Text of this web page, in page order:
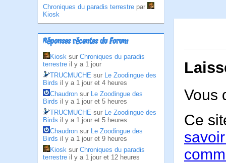
Chroniques du paradis terrestre par
Kiosk
Réponses récentes du Forum
Kiosk sur Chroniques du paradis
terrestre il y a 1 jour
TRUCMUCHE sur Le Zoodingue des
Birds il y a 1 jour et 4 heures
Chaudron sur Le Zoodingue des
Birds il y a 1 jour et 5 heures
TRUCMUCHE sur Le Zoodingue des
Birds il y a 1 jour et 5 heures
Chaudron sur Le Zoodingue des
Birds il y a 1 jour et 9 heures
Kiosk sur Chroniques du paradis
terrestre il y a 1 jour et 12 heures
Vous
Ce